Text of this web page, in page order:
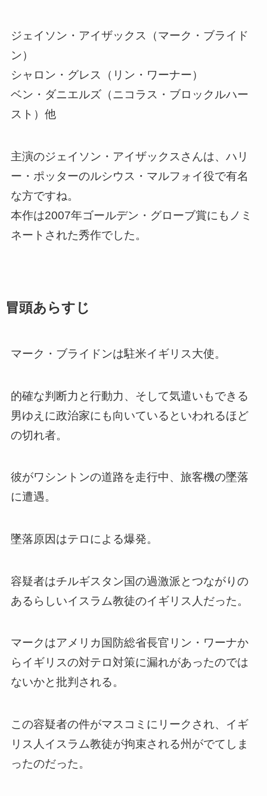
ジェイソン・アイザックス（マーク・ブライド
ン）
シャロン・グレス（リン・ワーナー）
ベン・ダニエルズ（ニコラス・ブロックルハー
スト）他
主演のジェイソン・アイザックスさんは、ハリ
ー・ポッターのルシウス・マルフォイ役で有名
な方ですね。
本作は2007年ゴールデン・グローブ賞にもノミ
ネートされた秀作でした。
冒頭あらすじ
マーク・ブライドンは駐米イギリス大使。
的確な判断力と行動力、そして気遣いもできる
男ゆえに政治家にも向いているといわれるほど
の切れ者。
彼がワシントンの道路を走行中、旅客機の墜落
に遭遇。
墜落原因はテロによる爆発。
容疑者はチルギスタン国の過激派とつながりの
あるらしいイスラム教徒のイギリス人だった。
マークはアメリカ国防総省長官リン・ワーナか
らイギリスの対テロ対策に漏れがあったのでは
ないかと批判される。
この容疑者の件がマスコミにリークされ、イギ
リス人イスラム教徒が拘束される州がでてしま
ったのだった。